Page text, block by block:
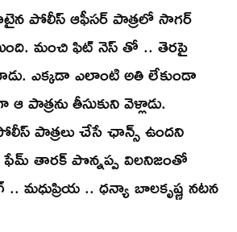
పోలీస్ ఆఫీసర్ పాత్రలో సాగర్
మంచి ఫిట్ నెస్ తో .. తెరపై
ఎక్కడా ఎలాంటి అతి లేకుండా
పాత్రను తీసుకుని వెళ్లాడు.
పాత్రలు చేసే ఛాన్స్ ఉందని
ఫేమ్ తారక్ పొన్నప్ప విలనిజంతో
మధుప్రియ .. ధన్యా బాలకృష్ణ నటన